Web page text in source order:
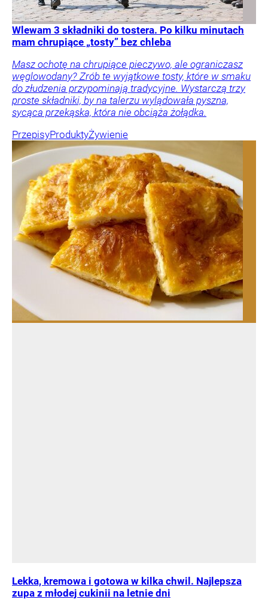
Wlewam 3 składniki do tostera. Po kilku minutach
mam chrupiące „tosty” bez chleba
Masz ochotę na chrupiące pieczywo, ale ograniczasz
węglowodany? Zrób te wyjątkowe tosty, które w smaku
do złudzenia przypominają tradycyjne. Wystarczą trzy
proste składniki, by na talerzu wylądowała pyszna,
sycąca przekąska, która nie obciąża żołądka.
PrzepisyProduktyŻywienie
Lekka, kremowa i gotowa w kilka chwil. Najlepsza
zupa z młodej cukinii na letnie dni